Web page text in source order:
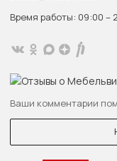
Время работы: 09:00 –
Ваши комментарии